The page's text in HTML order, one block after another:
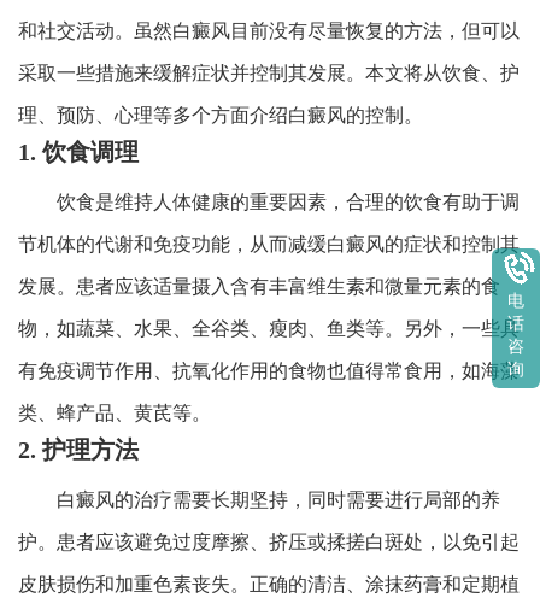
和社交活动。虽然白癜风目前没有尽量恢复的方法，但可以
采取一些措施来缓解症状并控制其发展。本文将从饮食、护
理、预防、心理等多个方面介绍白癜风的控制。
1. 饮食调理
饮食是维持人体健康的重要因素，合理的饮食有助于调
节机体的代谢和免疫功能，从而减缓白癜风的症状和控制其
发展。患者应该适量摄入含有丰富维生素和微量元素的食
物，如蔬菜、水果、全谷类、瘦肉、鱼类等。另外，一些具
有免疫调节作用、抗氧化作用的食物也值得常食用，如海藻
类、蜂产品、黄芪等。
2. 护理方法
白癜风的治疗需要长期坚持，同时需要进行局部的养
护。患者应该避免过度摩擦、挤压或揉搓白斑处，以免引起
皮肤损伤和加重色素丧失。正确的清洁、涂抹药膏和定期植
电
话
咨
询